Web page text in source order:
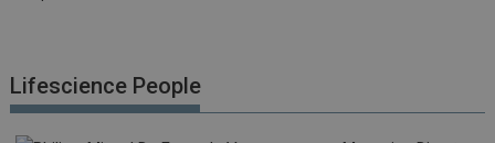
Lifescience People